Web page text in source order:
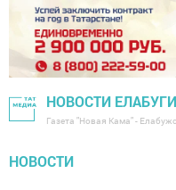
НОВОСТИ ЕЛАБУГИ
Газета "Новая Кама" -
НОВОСТИ